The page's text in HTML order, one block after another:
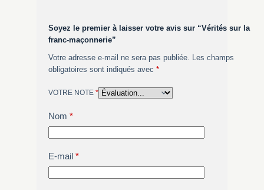
Soyez le premier à laisser votre avis sur “Vérités sur la
franc-maçonnerie”
Votre adresse e-mail ne sera pas publiée. Les champs
obligatoires sont indiqués avec *
VOTRE NOTE *
Nom *
E-mail*